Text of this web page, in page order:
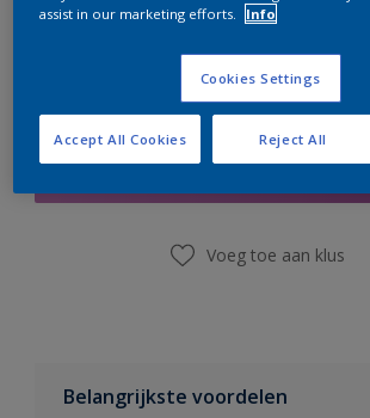
Boodschappenlijst
Voeg toe aan klus
Belangrijkste voordelen
assist in our marketing efforts.
Info
Cookies Settings
Reject All
Accept All Cookies